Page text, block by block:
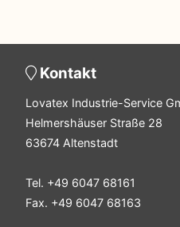
Kontakt
Lovatex Industrie-Service
Helmershäuser Straße 28
63674 Altenstadt
Tel. +49 6047 68161
Fax. +49 6047 68163